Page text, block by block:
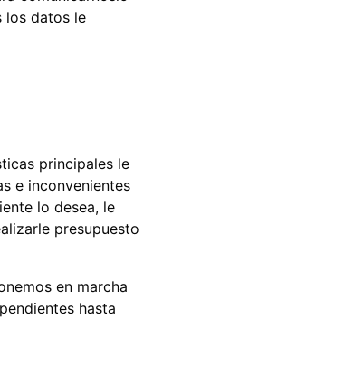
los datos le
principales le
e inconvenientes
lo desea, le
presupuesto
en marcha
hasta